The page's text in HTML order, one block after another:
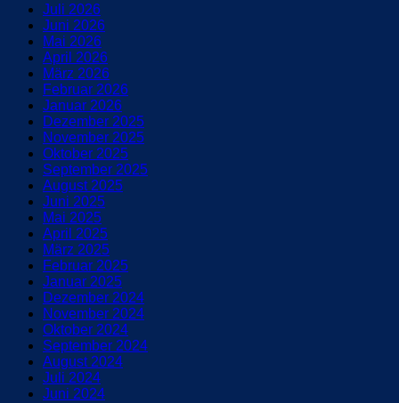
Juli 2026
Juni 2026
Mai 2026
April 2026
März 2026
Februar 2026
Januar 2026
Dezember 2025
November 2025
Oktober 2025
September 2025
August 2025
Juni 2025
Mai 2025
April 2025
März 2025
Februar 2025
Januar 2025
Dezember 2024
November 2024
Oktober 2024
September 2024
August 2024
Juli 2024
Juni 2024